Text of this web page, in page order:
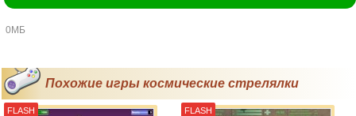
0МБ
Похожие игры космические стрелялки
FLASH FLASH